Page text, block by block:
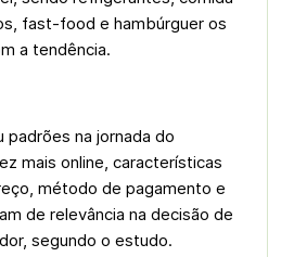
fast-food e hambúrguer os
a tendência.
na jornada do
mais online, características
método de pagamento e
de relevância na decisão de
segundo o estudo.